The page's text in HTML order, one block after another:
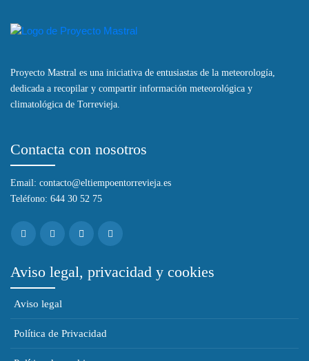
Proyecto Mastral es una iniciativa de entusiastas de la meteorología,
dedicada a recopilar y compartir información meteorológica y
climatológica de Torrevieja.
Contacta con nosotros
Email: contacto@eltiempoentorrevieja.es
Teléfono: 644 30 52 75
Aviso legal, privacidad y cookies
Aviso legal
Política de Privacidad